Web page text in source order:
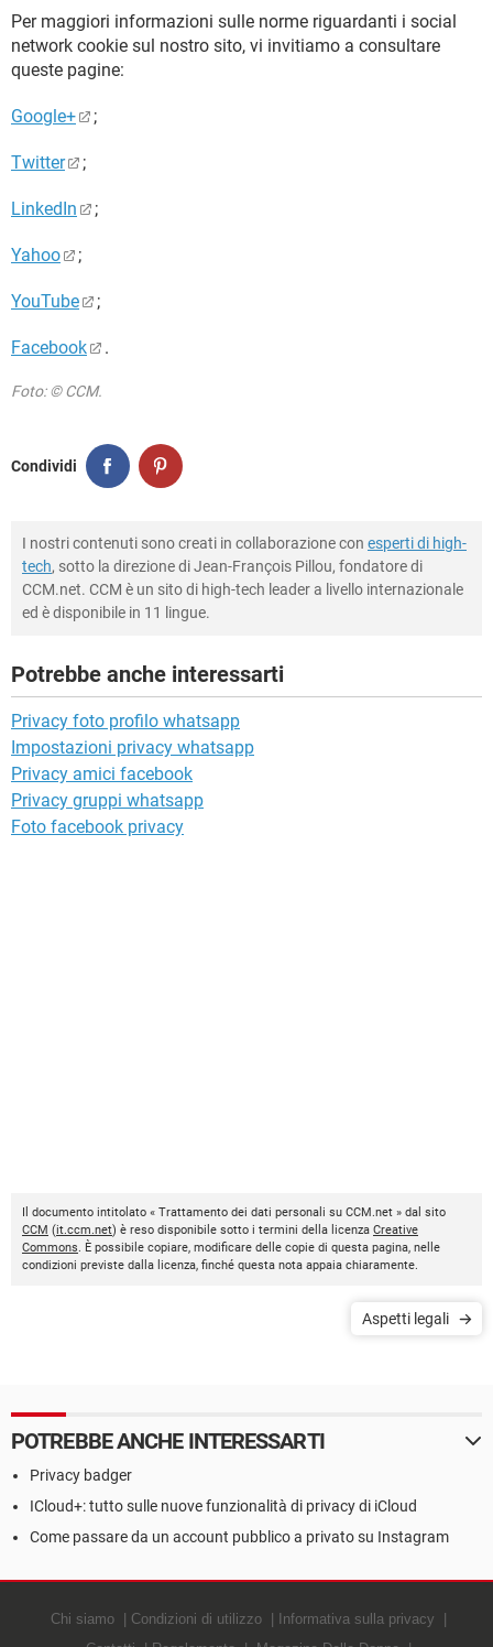
Per maggiori informazioni sulle norme riguardanti i social
network cookie sul nostro sito, vi invitiamo a consultare
queste pagine:
Google+ ;
Twitter ;
LinkedIn ;
Yahoo ;
YouTube ;
Facebook .
Foto: © CCM.
Condividi
I nostri contenuti sono creati in collaborazione con esperti di high-
tech, sotto la direzione di Jean-François Pillou, fondatore di
CCM.net. CCM è un sito di high-tech leader a livello internazionale
ed è disponibile in 11 lingue.
Potrebbe anche interessarti
Privacy foto profilo whatsapp
Impostazioni privacy whatsapp
Privacy amici facebook
Privacy gruppi whatsapp
Foto facebook privacy
Il documento intitolato « Trattamento dei dati personali su CCM.net » dal sito
CCM (it.ccm.net) è reso disponibile sotto i termini della licenza Creative
Commons. È possibile copiare, modificare delle copie di questa pagina, nelle
condizioni previste dalla licenza, finché questa nota appaia chiaramente.
Aspetti legali
POTREBBE ANCHE INTERESSARTI
Privacy badger
ICloud+: tutto sulle nuove funzionalità di privacy di iCloud
Come passare da un account pubblico a privato su Instagram
Chi siamo Condizioni di utilizzo
Informativa sulla privacy